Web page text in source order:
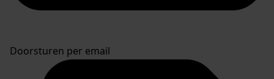
Doorsturen per email